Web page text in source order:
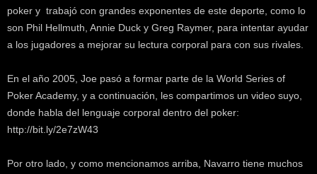
poker y trabajó con grandes exponentes de este deporte, como lo
son Phil Hellmuth, Annie Duck y Greg Raymer, para intentar ayudar
a los jugadores a mejorar su lectura corporal para con sus rivales.
En el año 2005, Joe pasó a formar parte de la World Series of
Poker Academy, y a continuación, les compartimos un video suyo,
donde habla del lenguaje corporal dentro del poker:
http://bit.ly/2e7zW43
Por otro lado, y como mencionamos arriba, Navarro tiene muchos